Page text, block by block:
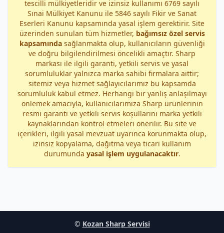
tescilli mülkiyetleridir ve izinsiz kullanımı 6769 sayılı
Sınai Mülkiyet Kanunu ile 5846 sayılı Fikir ve Sanat
Eserleri Kanunu kapsamında yasal işlem gerektirir. Site
üzerinden sunulan tüm hizmetler, bağımsız özel servis
kapsamındasağlanmakta olup, kullanıcıların güvenliği
ve doğru bilgilendirilmesi öncelikli amaçtır. Sharp
markası ile ilgili garanti, yetkili servis ve yasal
sorumluluklar yalnızca marka sahibi firmalara aittir;
sitemiz veya hizmet sağlayıcılarımız bu kapsamda
sorumluluk kabul etmez. Herhangi bir yanlış anlaşılmayı
önlemek amacıyla, kullanıcılarımıza Sharp ürünlerinin
resmi garanti ve yetkili servis koşullarını marka yetkili
kaynaklarından kontrol etmeleri önerilir. Bu site ve
içerikleri, ilgili yasal mevzuat uyarınca korunmakta olup,
izinsiz kopyalama, dağıtma veya ticari kullanım
durumunda yasal işlem uygulanacaktır.
© Kozan Sharp Servisi